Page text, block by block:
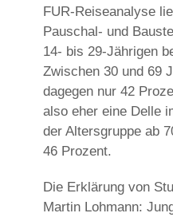
FUR-Reiseanalyse
Pauschal- und
14- bis 29-Jährigen
Zwischen 30 und 69
dagegen nur 42
also eher eine Delle
der Altersgruppe ab
46 Prozent.
Die Erklärung von
Martin Lohmann: